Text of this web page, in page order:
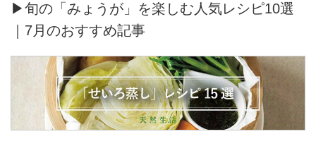
▶旬の「みょうが」を楽しむ人気レシピ10選
｜7月のおすすめ記事